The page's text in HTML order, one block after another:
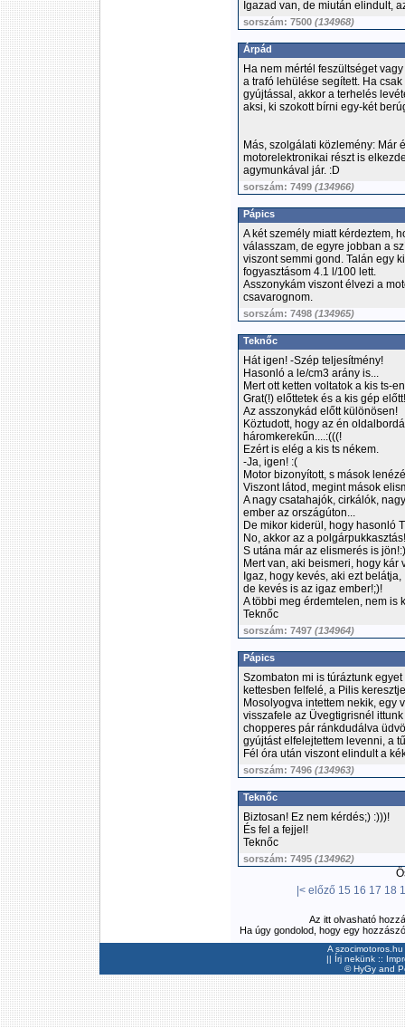
Igazad van, de miután elindult,
sorszám: 7500 (134968)
Árpád
Ha nem mértél feszültséget
a trafó lehülése segített. Ha
gyújtással, akkor a terhelés
aksi, ki szokott bírni egy-két
Más, szolgálati közlemény: Már
motorelektronikai részt is
agymunkával jár. :D
sorszám: 7499 (134966)
Pápics
A két személy miatt kérdeztem,
válasszam, de egyre jobban a
viszont semmi gond. Talán egy
fogyasztásom 4.1 l/100 lett.
Asszonykám viszont élvezi a
csavarognom.
sorszám: 7498 (134965)
Teknőc
Hát igen! -Szép teljesítmény!
Hasonló a le/cm3 arány is...
Mert ott ketten voltatok a kis ts-
Grat(!) előttetek és a kis gép előtt!
Az asszonykád előtt különösen!
Köztudott, hogy az én
háromkerekűn....:(((!
Ezért is elég a kis ts nékem.
-Ja, igen! :(
Motor bizonyított, s mások
Viszont látod, megint mások
A nagy csatahajók, cirkálók,
ember az országúton...
De mikor kiderül, hogy hasonló
No, akkor az a
S utána már az elismerés is jön!:)
Mert van, aki beismeri, hogy kár
Igaz, hogy kevés, aki ezt belátja,
de kevés is az igaz ember!;)!
A többi meg érdemtelen, nem is
Teknőc
sorszám: 7497 (134964)
Pápics
Szombaton mi is túráztunk
kettesben felfelé, a Pilis
Mosolyogva intettem nekik, egy
visszafele az Üvegtigrisnél
chopperes pár ránkdudálva
gyújtást elfelejtettem levenni, a
Fél óra után viszont elindult a
sorszám: 7496 (134963)
Teknőc
Biztosan! Ez nem kérdés;) :)))!
És fel a fejjel!
Teknőc
sorszám: 7495 (134962)
|< előző 15 16 17 18
Az itt olvasható
Ha úgy gondolod, hogy egy
A
|| Írj nekünk ::
©HyGyand